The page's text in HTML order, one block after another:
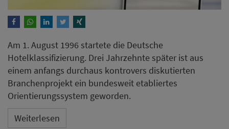
Am 1. August 1996 startete die Deutsche
Hotelklassifizierung. Drei Jahrzehnte später ist aus
einem anfangs durchaus kontrovers diskutierten
Branchenprojekt ein bundesweit etabliertes
Orientierungssystem geworden.
Weiterlesen